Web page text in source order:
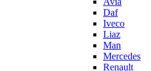
Daf
Iveco
Liaz
Man
Mercedes
Renault